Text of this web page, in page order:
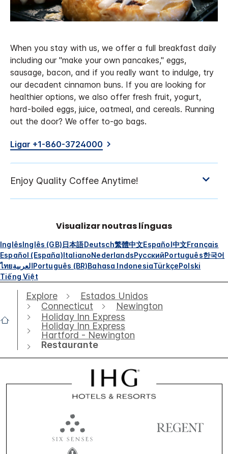
When you stay with us, we offer a full breakfast daily
including our "make your own pancakes," eggs,
sausage, bacon, and if you really want to indulge, try
our decadent cinnamon buns. If you are looking for
healthier options, we also offer fresh fruit, yogurt,
hard-boiled eggs, juice, oatmeal, and cereals. Running
out the door? We offer to-go bags.
Ligar +1-860-3724000
Visualizar noutras línguas
InglêsInglês (GB)日本語Deutsch繁體中文Español中文Français
Español (España)ItalianoNederlandsРусскийPortuguês한국어
ไทยالعربيةPortuguês (BR)Bahasa IndonesiaTürkçePolski
Tiếng Việt
Explore
Estados Unidos
Connecticut
Newington
Holiday Inn Express
Holiday Inn Express
Hartford - Newington
Restaurante